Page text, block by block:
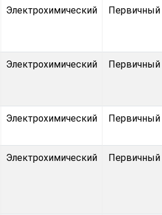
Электрохимический Первичный
Электрохимический Первичный
Электрохимический Первичный
Электрохимический Первичный